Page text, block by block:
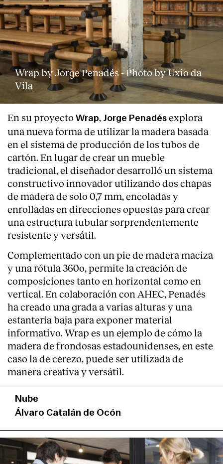
Wrap by Jorge Penadés - Photo by Uxio da
Vila
En su proyecto Wrap, Jorge Penadés explora
una nueva forma de utilizar la madera basada
en el sistema de producción de los tubos de
cartón. En lugar de crear un mueble
tradicional, el diseñador desarrolló un sistema
constructivo innovador utilizando dos chapas
de madera de solo 0,7 mm, encoladas y
enrolladas en direcciones opuestas para crear
una estructura tubular sorprendentemente
resistente y versátil.
Complementado con un pie de madera maciza
y una rótula 360o, permite la creación de
composiciones tanto en horizontal como en
vertical. En colaboración con AHEC, Penadés
ha creado una grada a varias alturas y una
estantería baja para exponer material
informativo. Wrap es un ejemplo de cómo la
madera de frondosas estadounidenses, en este
caso la de cerezo, puede ser utilizada de
manera creativa y versátil.
Nube
Álvaro Catalán de Ocón